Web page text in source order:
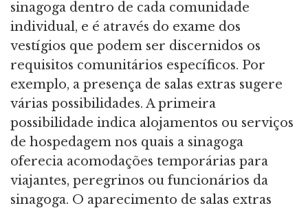
sinagoga dentro de cada comunidade
individual, e é através do exame dos
vestígios que podem ser discernidos os
requisitos comunitários específicos. Por
exemplo, a presença de salas extras sugere
várias possibilidades. A primeira
possibilidade indica alojamentos ou serviços
de hospedagem nos quais a sinagoga
oferecia acomodações temporárias para
viajantes, peregrinos ou funcionários da
sinagoga. O aparecimento de salas extras